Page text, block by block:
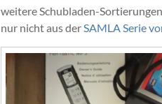
weitere Schubladen-
nur nicht aus derSAMLA Serie